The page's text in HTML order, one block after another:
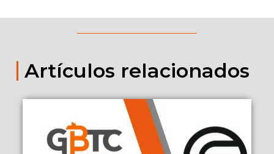
Artículos relacionados